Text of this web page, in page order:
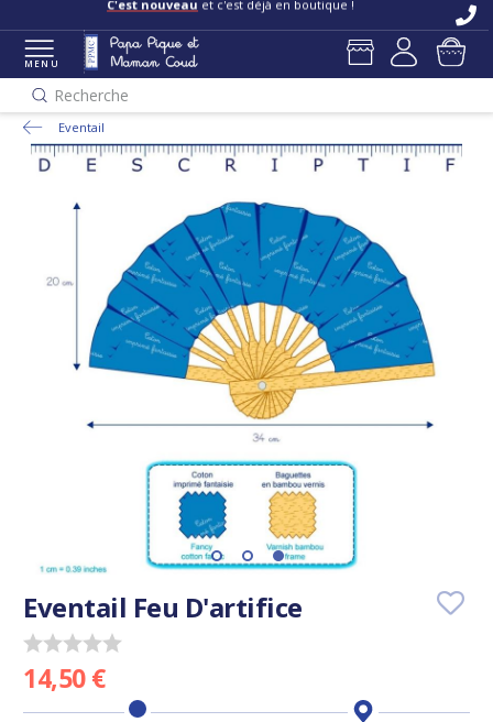
C'est nouveau et c'est déjà en boutique !
MENU
Recherche
Eventail
Eventail Feu D'artifice
14,50 €